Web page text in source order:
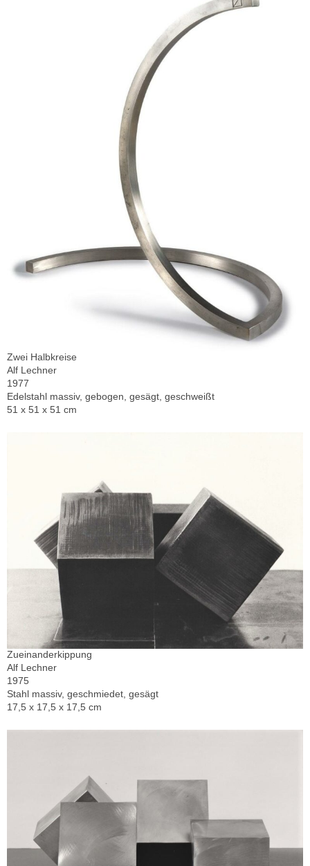
Zwei Halbkreise
Alf Lechner
1977
Edelstahl massiv, gebogen, gesägt, geschweißt
51 x 51 x 51 cm
Zueinanderkippung
Alf Lechner
1975
Stahl massiv, geschmiedet, gesägt
17,5 x 17,5 x 17,5 cm